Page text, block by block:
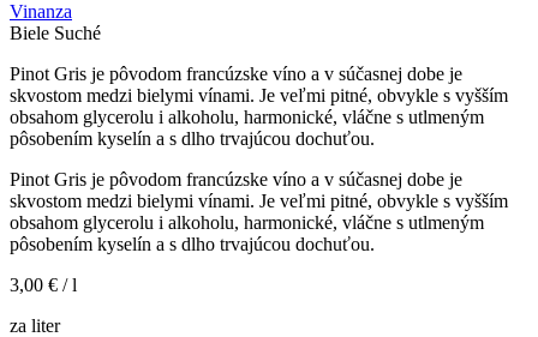
Vinanza
Biele Suché
Pinot Gris je pôvodom francúzske víno a v súčasnej dobe je
skvostom medzi bielymi vínami. Je veľmi pitné, obvykle s vyšším
obsahom glycerolu i alkoholu, harmonické, vláčne s utlmeným
pôsobením kyselín a s dlho trvajúcou dochuťou.
Pinot Gris je pôvodom francúzske víno a v súčasnej dobe je
skvostom medzi bielymi vínami. Je veľmi pitné, obvykle s vyšším
obsahom glycerolu i alkoholu, harmonické, vláčne s utlmeným
pôsobením kyselín a s dlho trvajúcou dochuťou.
3,00 € / l
za liter